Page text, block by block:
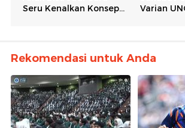
Rekomendasi untuk Anda